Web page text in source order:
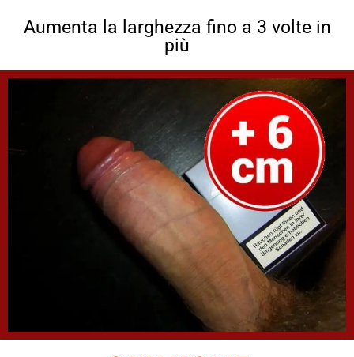
Aumenta la larghezza fino a 3 volte in
più